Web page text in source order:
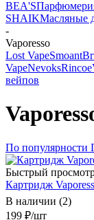
BEA'S
SHAIKМасляные
-
Vaporesso
Lost VapeSmoant
VapeNevoksRincoe
вейпов
По популярности
Быстрый
Картридж
В наличии (2)
199 ₽/шт